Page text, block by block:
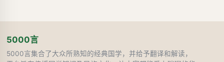
5000言
5000言集合了大众所熟知的经典国学，并给予翻译和解读，